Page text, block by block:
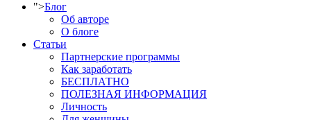
">Блог
Об авторе
О блоге
Статьи
Партнерские программы
Как заработать
БЕСПЛАТНО
ПОЛЕЗНАЯ ИНФОРМАЦИЯ
Личность